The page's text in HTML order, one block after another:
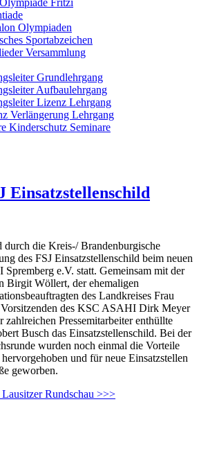
Fritzi
Olympiaden
Sportabzeichen
Versammlung
Grundlehrgang
Aufbaulehrgang
Lizenz Lehrgang
Verlängerung Lehrgang
Kinderschutz Seminare
Einsatzstellenschild
durch die Kreis-/ Brandenburgische
des FSJ Einsatzstellenschild beim neuen
e.V. statt. Gemeinsam mit der
Birgit Wöllert, der ehemaligen
des Landkreises Frau
des KSC ASAHI Dirk Meyer
zahlreichen Pressemitarbeiter enthüllte
Busch das Einsatzstellenschild. Bei der
wurden noch einmal die Vorteile
und für neue Einsatzstellen
geworben.
Rundschau >>>